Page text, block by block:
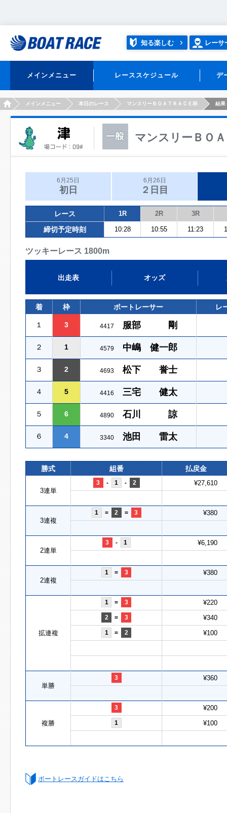
知る楽しむ レーサ
メインメニュー レーススケジュール デ
HOMEメインメニュー 本日のレース マンスリーＢＯＡＴＲＡＣＥ杯 結果
マンスリーＢＯ
6月25日
初日
6月26日
２日目
レース 1R 2R 3R
締切予定時刻 10:28 10:55 11:23
ツッキーレース 1800m
出走表 オッズ
着 枠 ボートレーサー レ
１ 3 4417 服部 剛
２ 1 4579 中嶋 健一郎
３ 2 4693 松下 誉士
４ 5 4416 三宅 健太
５ 6 4890 石川 諒
６ 4 3340 池田 雷太
勝式 組番 払戻金
3連単
3 - 1 - 2 ¥27,610
3連複
1 = 2 = 3 ¥380
2連単
3 - 1 ¥6,190
2連複
1 = 3 ¥380
拡連複
1 = 3 ¥220
2 = 3 ¥340
1 = 2 ¥100
単勝
3 ¥360
複勝
3 ¥200
1 ¥100
ボートレースガイドはこちら